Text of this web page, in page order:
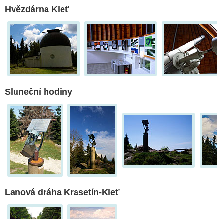
Hvězdárna Kleť
Sluneční hodiny
Lanová dráha Krasetín-Kleť